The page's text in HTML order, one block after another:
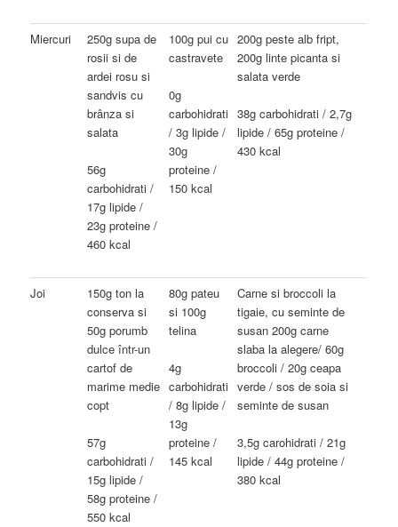
Miercuri
250g supa de
rosii si de
ardei rosu si
sandvis cu
brânza si
salata
56g
carbohidrati /
17g lipide /
23g proteine /
460 kcal
100g pui cu
castravete
0g
carbohidrati
/ 3g lipide /
30g
proteine /
150 kcal
200g peste alb fript,
200g linte picanta si
salata verde
38g carbohidrati / 2,7g
lipide / 65g proteine /
430 kcal
Joi
150g ton la
conserva si
50g porumb
dulce într-un
cartof de
marime medie
copt
57g
carbohidrati /
15g lipide /
58g proteine /
550 kcal
80g pateu
si 100g
telina
4g
carbohidrati
/ 8g lipide /
13g
proteine /
145 kcal
Carne si broccoli la
tigaie, cu seminte de
susan 200g carne
slaba la alegere/ 60g
broccoli / 20g ceapa
verde / sos de soia si
seminte de susan
3,5g carohidrati / 21g
lipide / 44g proteine /
380 kcal